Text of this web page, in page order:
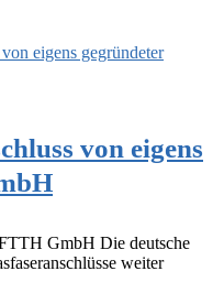
von eigens
GmbH Die deutsche
weiter